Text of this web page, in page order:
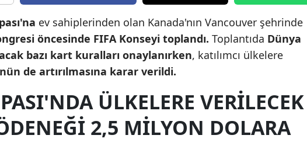
Gaziantep
Gümüşhane
Hatay
Isparta
ev sahiplerinden olan Kanada'nın Vancouver şehrinde
öncesinde FIFA Konseyi toplandı. Toplantıda Dünya
bazı kart kuralları onaylanırken, katılımcı ülkelere
de artırılmasına karar verildi.
ÜLKELERE VERILECEK
2,5 MILYON DOLARA